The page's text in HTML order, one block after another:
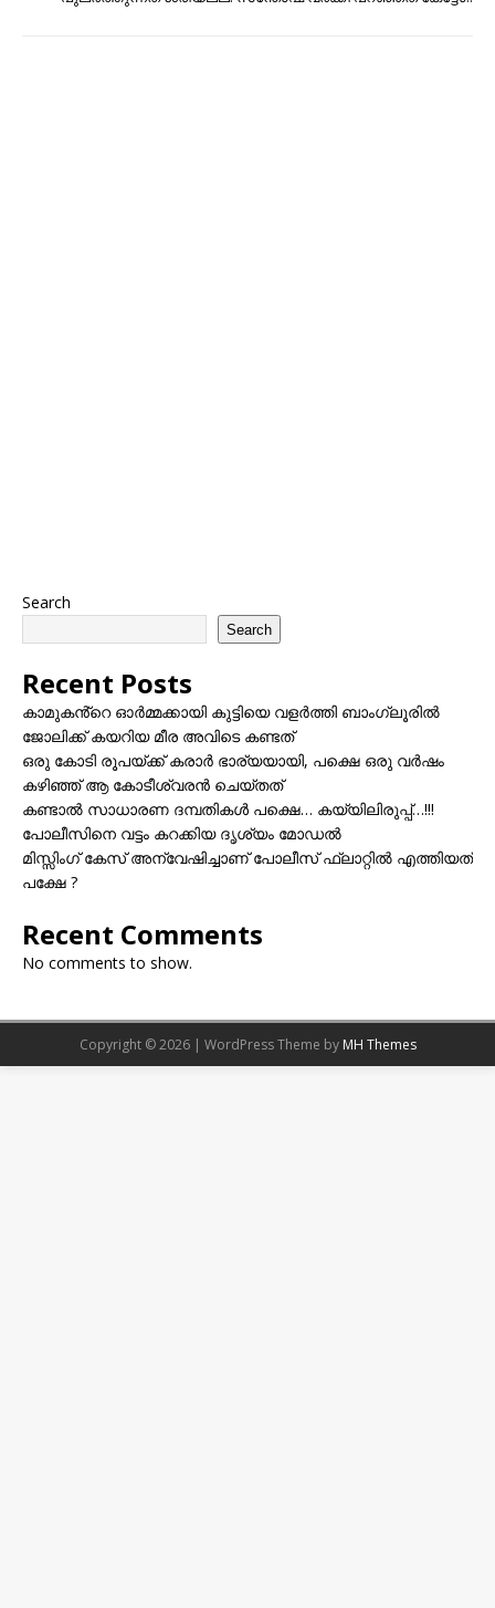
Search
Search
Recent Posts
കാമുകൻ്റെ ഓർമ്മക്കായി കുട്ടിയെ വളർത്തി ബാംഗ്ലൂരിൽ
ജോലിക്ക് കയറിയ മീര അവിടെ കണ്ടത്
ഒരു കോടി രൂപയ്ക്ക് കരാർ ഭാര്യയായി, പക്ഷെ ഒരു വർഷം
കഴിഞ്ഞ് ആ കോടീശ്വരൻ ചെയ്തത്
കണ്ടാൽ സാധാരണ ദമ്പതികൾ പക്ഷെ… കയ്യിലിരുപ്പ്…!!!
പോലീസിനെ വട്ടം കറക്കിയ ദൃശ്യം മോഡല്‍
മിസ്സിംഗ് കേസ് അന്വേഷിച്ചാണ് പോലീസ് ഫ്ലാറ്റിൽ എത്തിയത്
പക്ഷേ ?
Recent Comments
No comments to show.
Copyright © 2026 | WordPress Theme by MH Themes